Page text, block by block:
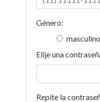
Género:
masculino
Elije una
Repite la